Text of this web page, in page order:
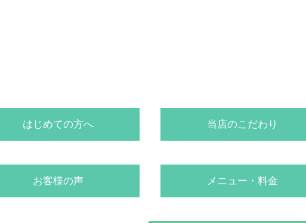
はじめての方へ 当店のこだわり
お客様の声 メニュー・料金